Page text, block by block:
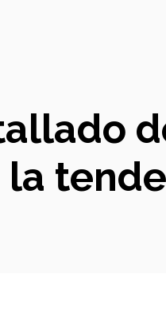
la